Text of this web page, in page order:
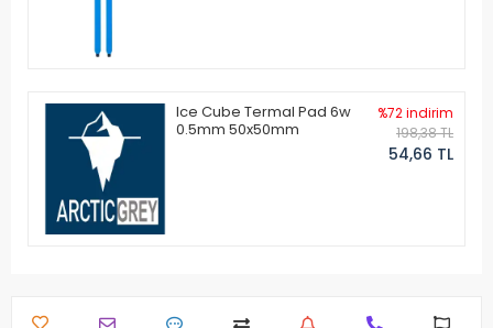
Ice Cube Termal Pad 6w
0.5mm 50x50mm
%72 indirim
198,38 TL
54,66 TL